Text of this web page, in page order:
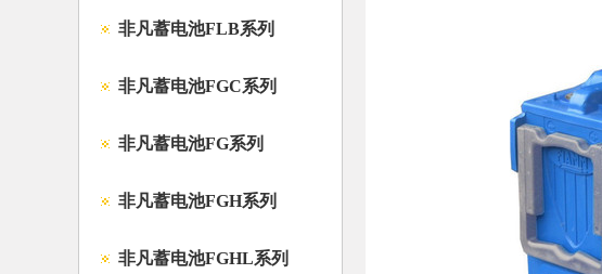
非凡蓄电池FLB系列
非凡蓄电池FGC系列
非凡蓄电池FG系列
非凡蓄电池FGH系列
非凡蓄电池FGHL系列